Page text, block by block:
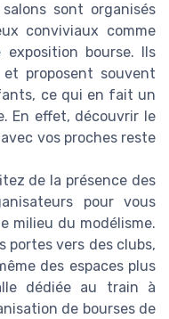
sont organisés
conviviaux comme
bourse. Ils
proposent souvent
ce qui en fait un
En effet, découvrir le
vos proches reste
de la présence des
pour vous
milieu du modélisme.
portes vers des clubs,
des espaces plus
dédiée au train à
de bourses de